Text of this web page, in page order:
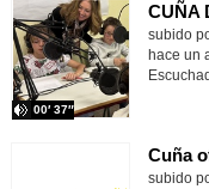
CUÑA
subido
00′ 37″
hace un
subido